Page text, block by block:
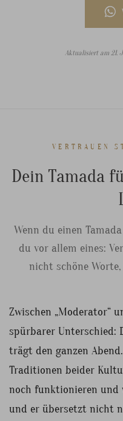
Aktualisiert am 21.
VERTRAUEN
Dein Tamada
Wenn du einen
du vor allem eines:
nicht schöne
Zwischen „Moderator“
spürbarer Unterschied:
trägt den ganzen
Traditionen beider
noch funktionieren und
und er übersetzt nicht